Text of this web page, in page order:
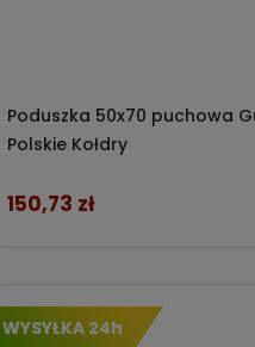
Poduszka 50x70 puchowa
Polskie Kołdry
Cena
150,73 zł
WYSYŁKA 24h